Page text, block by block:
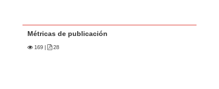
Métricas de publicación
169 | 28